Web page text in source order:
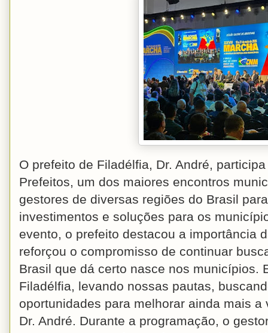
O prefeito de Filadélfia, Dr. André,
Prefeitos, um dos maiores encontros
gestores de diversas regiões do Brasil
investimentos e soluções para os
evento, o prefeito destacou a importância
reforçou o compromisso de continuar
Brasil que dá certo nasce nos municípios.
Filadélfia, levando nossas pautas,
oportunidades para melhorar ainda mais a
Dr. André. Durante a programação, o